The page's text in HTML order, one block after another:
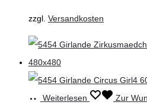
zzgl. Versandkosten
Weiterlesen
Zur